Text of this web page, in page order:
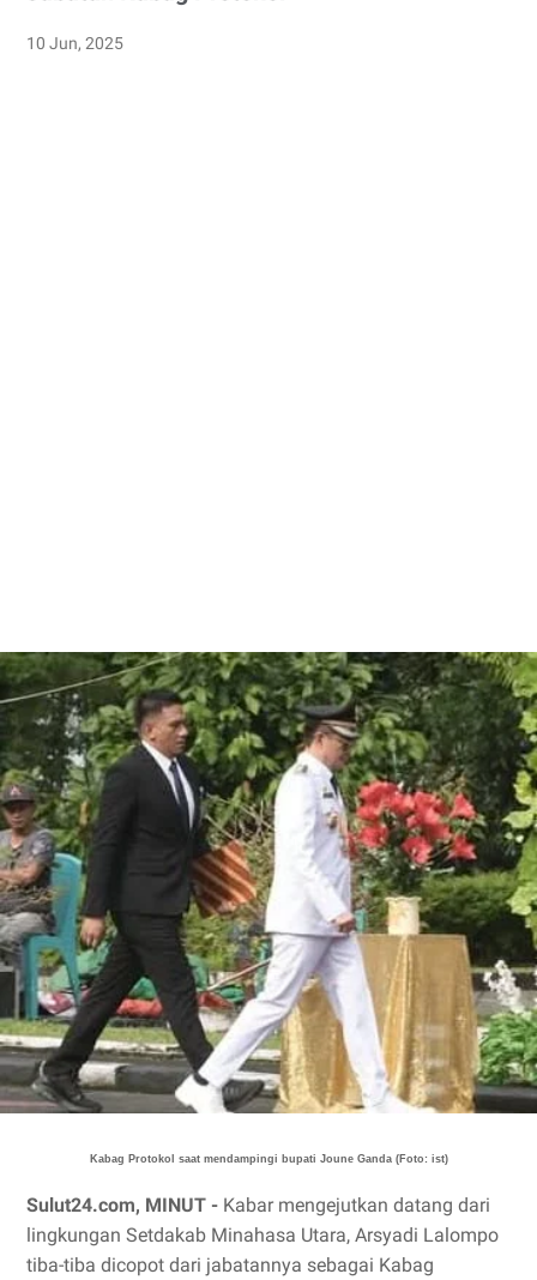
10 Jun, 2025
Kabag Protokol saat mendampingi bupati Joune Ganda (Foto: ist)
Sulut24.com, MINUT - Kabar mengejutkan datang dari
lingkungan Setdakab Minahasa Utara, Arsyadi Lalompo
tiba-tiba dicopot dari jabatannya sebagai Kabag